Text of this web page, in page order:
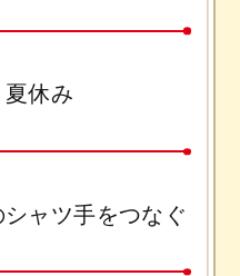
休み
ャツ手をつなぐ